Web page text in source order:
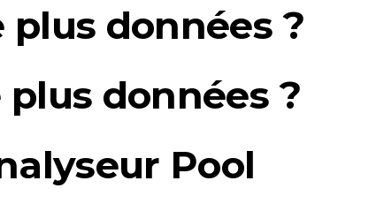
données ?
données ?
Pool